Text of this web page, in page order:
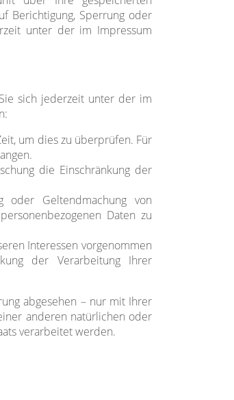
Berichtigung, Sperrung oder
unter der im Impressum
sich jederzeit unter der im
um dies zu überprüfen. Für
die Einschränkung der
Geltendmachung von
Daten zu
Interessen vorgenommen
der Verarbeitung Ihrer
abgesehen – nur mit Ihrer
anderen natürlichen oder
verarbeitet werden.